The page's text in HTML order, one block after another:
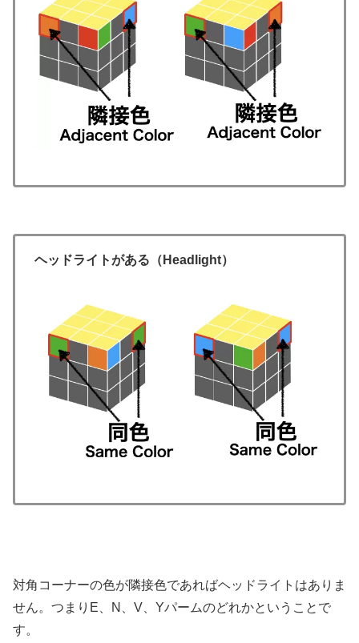
ヘッドライトがある（Headlight）
対角コーナーの色が隣接色であればヘッドライトはありま
せん。つまりE、N、V、Yパームのどれかということで
す。